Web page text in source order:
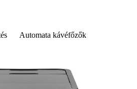
Automata kávéfőzők